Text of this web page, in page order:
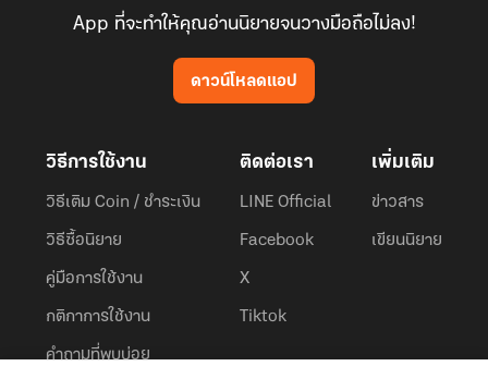
App ที่จะทำให้คุณอ่านนิยายจนวางมือถือไม่ลง!
ดาวน์โหลดแอป
วิธีการใช้งาน
วิธีเติม Coin / ชำระเงิน
วิธีซื้อนิยาย
คู่มือการใช้งาน
กติกาการใช้งาน
คำถามที่พบบ่อย
ติดต่อเรา
LINE Official
Facebook
X
Tiktok
เพิ่มเติม
ข่าวสาร
เขียนนิยาย